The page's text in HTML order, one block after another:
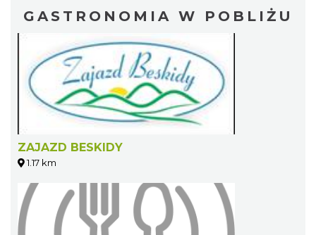
GASTRONOMIA W POBLIŻU
ZAJAZD BESKIDY
1.17 km